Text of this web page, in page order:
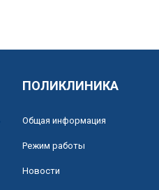
ПОЛИКЛИНИКА
Общая информация
Режим работы
Новости